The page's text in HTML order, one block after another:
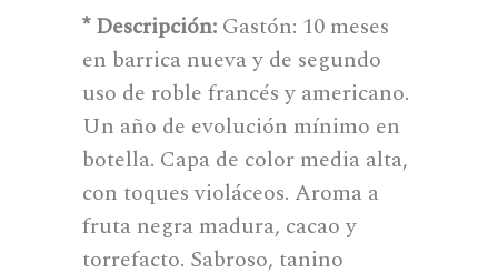
* Descripción: Gastón: 10 meses
en barrica nueva y de segundo
uso de roble francés y americano.
Un año de evolución mínimo en
botella. Capa de color media alta,
con toques violáceos. Aroma a
fruta negra madura, cacao y
torrefacto. Sabroso, tanino